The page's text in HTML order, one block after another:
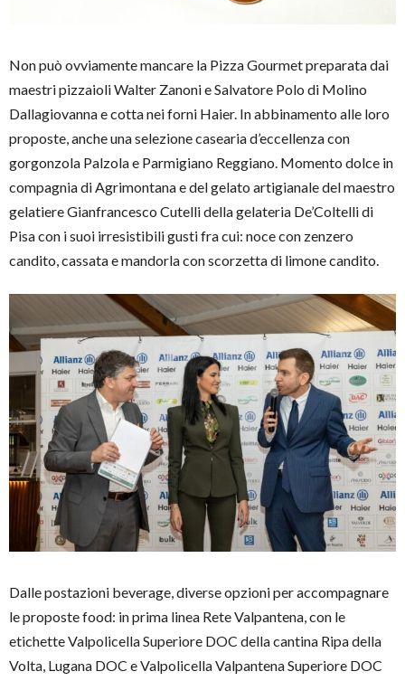
Non può ovviamente mancare la Pizza Gourmet preparata dai
maestri pizzaioli Walter Zanoni e Salvatore Polo di Molino
Dallagiovanna e cotta nei forni Haier. In abbinamento alle loro
proposte, anche una selezione casearia d’eccellenza con
gorgonzola Palzola e Parmigiano Reggiano. Momento dolce in
compagnia di Agrimontana e del gelato artigianale del maestro
gelatiere Gianfrancesco Cutelli della gelateria De’Coltelli di
Pisa con i suoi irresistibili gusti fra cui: noce con zenzero
candito, cassata e mandorla con scorzetta di limone candito.
Dalle postazioni beverage, diverse opzioni per accompagnare
le proposte food: in prima linea Rete Valpantena, con le
etichette Valpolicella Superiore DOC della cantina Ripa della
Volta, Lugana DOC e Valpolicella Valpantena Superiore DOC